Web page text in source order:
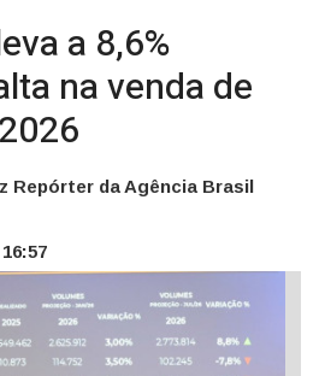
a 8,6%
na venda de
Repórter da Agência Brasil